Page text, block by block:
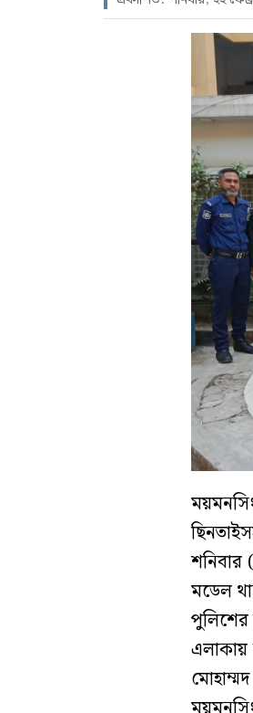
শনিবার
মডেল
পুলিশের